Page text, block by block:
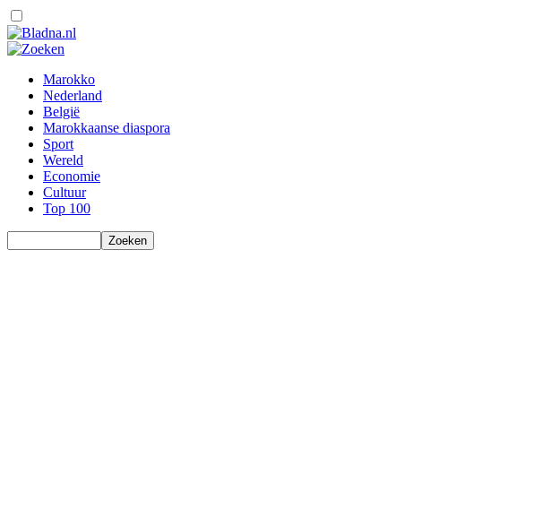
Marokko
Nederland
België
Marokkaanse diaspora
Sport
Wereld
Economie
Cultuur
Top 100